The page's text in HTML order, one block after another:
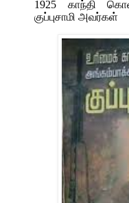
1925 காந்தி
குப்புசாமி அவர்கள்